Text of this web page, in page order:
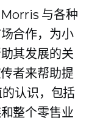
与各种
合作，为小
其发展的关
者来帮助提
认识，包括
整个零售业